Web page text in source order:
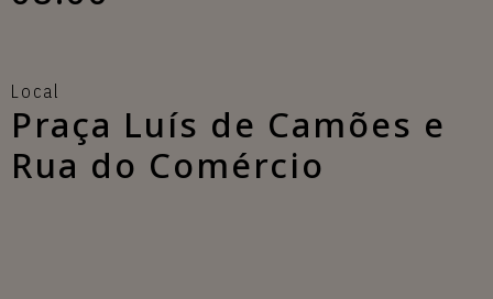
Local
Praça Luís de Camões e
Rua do Comércio